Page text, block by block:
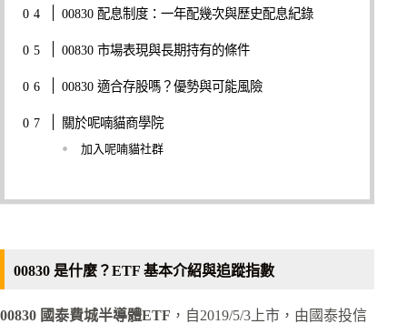
00830 配息制度：一年配幾次與歷史配息紀錄
00830 市場表現與長期持有的條件
00830 適合存股嗎？優勢與可能風險
關於呢喃貓商學院
加入呢喃貓社群
00830 是什麼？ETF 基本介紹與追蹤指數
00830 國泰費城半導體ETF ，自2019/5/3上市，由國泰投信